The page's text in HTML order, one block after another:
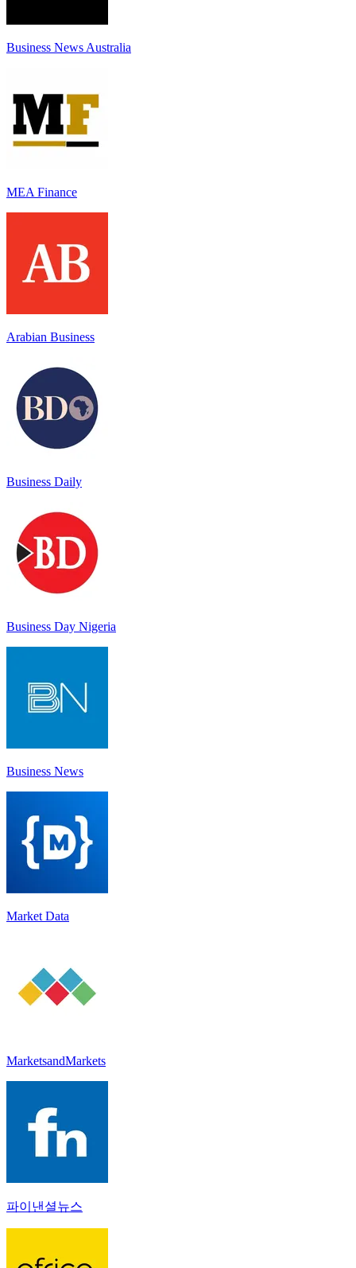
Business News Australia
MEA Finance
Arabian Business
Business Daily
Business Day Nigeria
Business News
Market Data
MarketsandMarkets
파이낸셜뉴스